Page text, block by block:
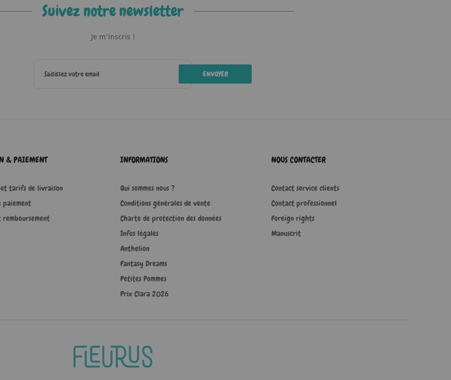
Suivez notre newsletter
Je m'inscris !
ENVOYER
& PAIEMENT
et tarifs de livraison
paiement
remboursement
INFORMATIONS
Qui sommes nous ?
Conditions générales de vente
Charte de protection des données
Infos légales
Anthelion
Fantasy Dreams
Petites Pommes
Prix Clara 2026
NOUS CONTACTER
Contact service clients
Contact professionnel
Foreign rights
Manuscrit